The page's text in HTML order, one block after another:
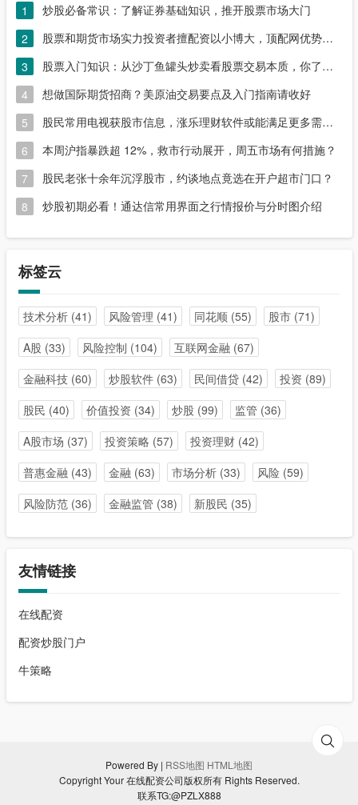
1
炒股必备常识：了解证券基础知识，推开股票市场大门
2
股票和期货市场实力投资者擅配资以小博大，顶配网优势尽显
3
股票入门知识：从沙丁鱼罐头炒卖看股票交易本质，你了解吗？
4
想做国际期货招商？美原油交易要点及入门指南请收好
5
股民常用电视获股市信息，涨乐理财软件或能满足更多需求？
6
本周沪指暴跌超 12%，救市行动展开，周五市场有何措施？
7
股民老张十余年沉浮股市，约谈地点竟选在开户超市门口？
8
炒股初期必看！通达信常用界面之行情报价与分时图介绍
标签云
技术分析(41) 风险管理 (41) 同花顺(55) 股市(71)
A股 (33) 风险控制 (104) 互联网金融 (67)
金融科技(60) 炒股软件(63) 民间借贷(42) 投资 (89)
股民 (40) 价值投资 (34) 炒股 (99) 监管 (36)
A股市场 (37) 投资策略 (57) 投资理财(42)
普惠金融 (43) 金融 (63) 市场分析(33) 风险(59)
风险防范(36) 金融监管 (38) 新股民 (35)
友情链接
在线配资
配资炒股门户
牛策略
Powered By | RSS地图 HTML地图
Copyright Your 在线配资公司版权所有 Rights Reserved.
联系TG:@PZLX888